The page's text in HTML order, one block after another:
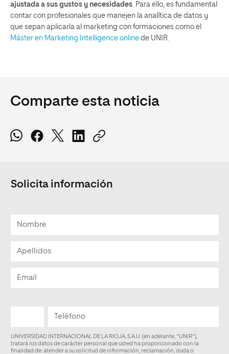
ajustada a sus gustos y necesidades . Para ello, es fundamental
contar con profesionales que manejen la analítica de datos y
que sepan aplicarla al marketing con formaciones como el
Máster en Marketing Intelligence online de UNIR.
Comparte esta noticia
Solicita información